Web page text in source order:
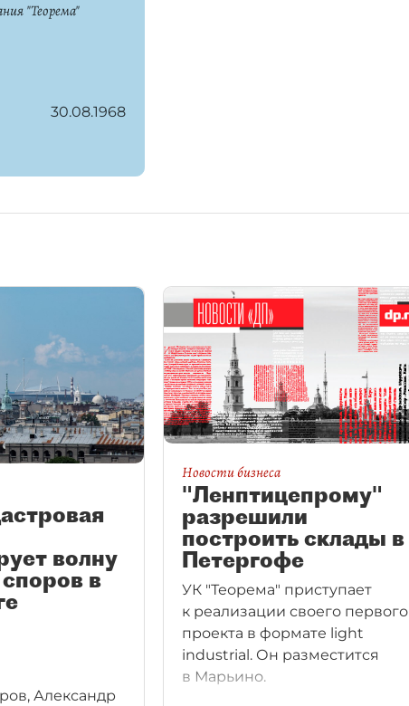
"Теорема"
30.08.1968
волну
в
Александр
Новости бизнеса
"Ленптицепрому"
разрешили
построить склады в
Петергофе
УК "Теорема" приступает
к реализации своего первого
проекта в формате light
industrial. Он разместится
в Марьино.